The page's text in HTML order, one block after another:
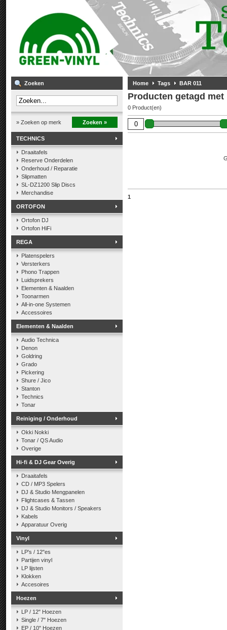
Zoeken
» Zoeken op merk Zoeken »
TECHNICS
Draaitafels
Reserve Onderdelen
Onderhoud / Reparatie
Slipmatten
SL-DZ1200 Slip Discs
Merchandise
ORTOFON
Ortofon DJ
Ortofon HiFi
REGA
Platenspelers
Versterkers
Phono Trappen
Luidsprekers
Elementen & Naalden
Toonarmen
All-in-one Systemen
Accessoires
Elementen & Naalden
Audio Technica
Denon
Goldring
Grado
Pickering
Shure / Jico
Stanton
Technics
Tonar
Reiniging / Onderhoud
Okki Nokki
Tonar / QS Audio
Overige
Hi-fi & DJ Gear Overig
Draaitafels
CD / MP3 Spelers
DJ & Studio Mengpanelen
Flightcases & Tassen
DJ & Studio Monitors / Speakers
Kabels
Apparatuur Overig
Vinyl
LP's / 12"es
Partijen vinyl
LP lijsten
Klokken
Accesoires
Hoezen
LP / 12" Hoezen
Single / 7" Hoezen
EP / 10" Hoezen
Home Tags BAR 011
Producten getagd met
0 Product(en)
1